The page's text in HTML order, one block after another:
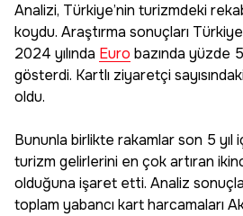
Analizi, Türkiye’nin turizmdeki
koydu. Araştırma sonuçları
2024 yılında Euro bazında yüzde
gösterdi. Kartlı ziyaretçi
oldu.
Bununla birlikte rakamlar son 5 yıl
turizm gelirlerini en çok artıran
olduğuna işaret etti. Analiz
toplam yabancı kart harcamaları